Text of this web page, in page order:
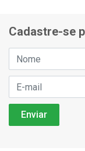
Cadastre-se